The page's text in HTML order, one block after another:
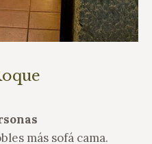
más sofá cama.